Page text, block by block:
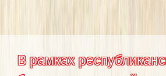
В рамках